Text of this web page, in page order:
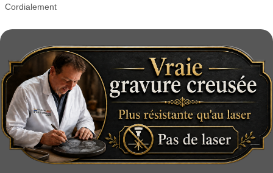
Cordialement